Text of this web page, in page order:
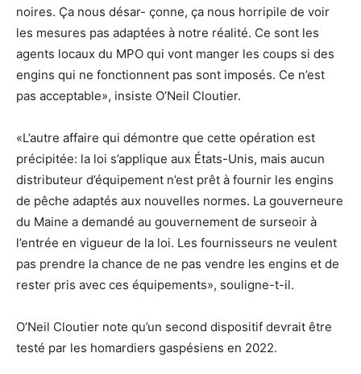
noires. Ça nous désar- çonne, ça nous horripile de voir
les mesures pas adaptées à notre réalité. Ce sont les
agents locaux du MPO qui vont manger les coups si des
engins qui ne fonctionnent pas sont imposés. Ce n’est
pas acceptable», insiste O’Neil Cloutier.
«L’autre affaire qui démontre que cette opération est
précipitée: la loi s’applique aux États-Unis, mais aucun
distributeur d’équipement n’est prêt à fournir les engins
de pêche adaptés aux nouvelles normes. La gouverneure
du Maine a demandé au gouvernement de surseoir à
l’entrée en vigueur de la loi. Les fournisseurs ne veulent
pas prendre la chance de ne pas vendre les engins et de
rester pris avec ces équipements», souligne-t-il.
O’Neil Cloutier note qu’un second dispositif devrait être
testé par les homardiers gaspésiens en 2022.